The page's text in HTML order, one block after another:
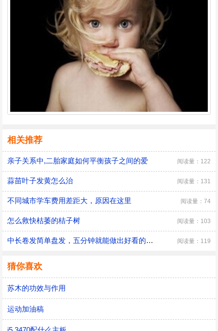
相关推荐
亲子关系中,二胎家庭如何平衡孩子之间的爱 阅读量：122
蒜苗叶子发黄怎么治 阅读量：131
不同城市学车费用差距大，原因在这里 阅读量：74
怎么救快枯萎的桔子树 阅读量：103
中长卷发简单盘发，五分钟就能做出好看的盘发 阅读量：119
猜你喜欢
苏木的功效与作用
运动加油稿